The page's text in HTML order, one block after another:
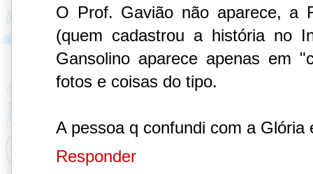
O Prof. Gavião não aparece, a
(quem cadastrou a história no
Gansolino aparece apenas em
fotos e coisas do tipo.
A pessoa q confundi com a
Responder